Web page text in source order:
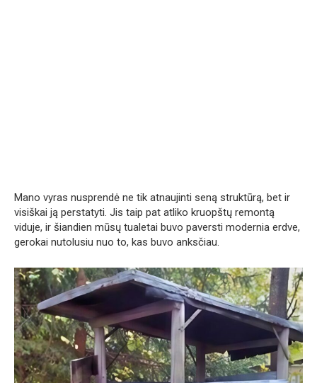
Mano vyras nusprendė ne tik atnaujinti seną struktūrą, bet ir
visiškai ją perstatyti. Jis taip pat atliko kruopštų remontą
viduje, ir šiandien mūsų tualetai buvo paversti modernia erdve,
gerokai nutolusiu nuo to, kas buvo anksčiau.